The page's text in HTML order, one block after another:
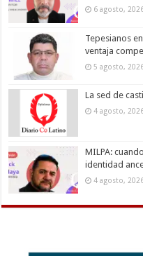
6 agosto,
Tepesianos
ventaja
5 agosto,
La sed de
4 agosto,
MILPA:
identidad
4 agosto,